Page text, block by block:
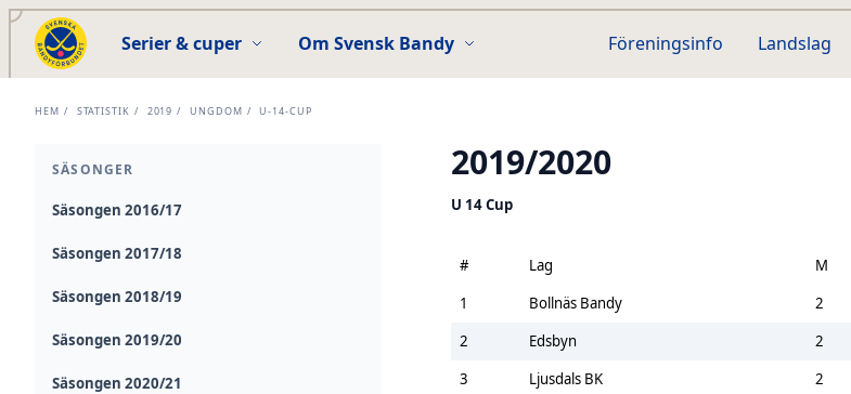
Serier & cuper Om Svensk Bandy Föreningsinfo Landslag
HEM / STATISTIK / 2019 / UNGDOM / U-14-CUP
SÄSONGER
Säsongen 2016/17
Säsongen 2017/18
Säsongen 2018/19
Säsongen 2019/20
Säsongen 2020/21
2019/2020
U 14 Cup
# Lag M
1
Bollnäs Bandy 2
2
Edsbyn 2
3
Ljusdals BK 2